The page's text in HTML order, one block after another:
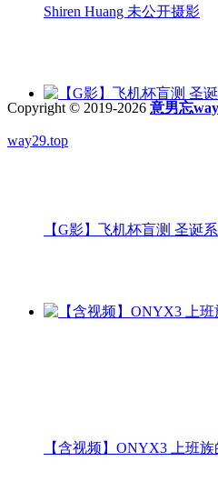
Shiren Huang 未公开摄影
【G影】飞机杯盲测 圣诞系
【含视频】ONYX3 上班
Copyright © 2019-2026 意男忘
way29.top